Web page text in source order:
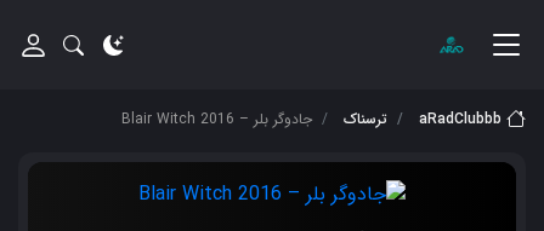
aRadClubbb ترسناک جادوگر بلر – Blair Witch 2016